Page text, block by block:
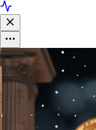
Spaces IFEB
#03 Platón y Sócrates
#03 Platón y Sócrates